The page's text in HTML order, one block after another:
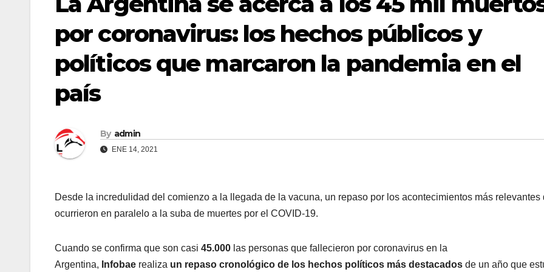
por coronavirus: los hechos públicos y
políticos que marcaron la pandemia en el
país
By admin
ENE 14, 2021
Desde la incredulidad del comienzo a la llegada de la vacuna, un repaso por los acontecimientos más relevantes
ocurrieron en paralelo a la suba de muertes por el COVID-19.
Cuando se confirma que son casi 45.000 las personas que fallecieron por coronavirus en la
Argentina, Infobae realiza un repaso cronológico de los hechos políticos más destacados de un año que